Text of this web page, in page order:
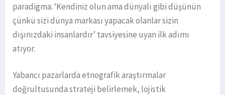
paradigma. ‘Kendiniz olun ama dünyalı gibi düşünün
çünkü sizi dünya markası yapacak olanlar sizin
dışınızdaki insanlardır’ tavsiyesine uyan ilk adımı
atıyor.
Yabancı pazarlarda etnografik araştırmalar
doğrultusunda strateji belirlemek, lojistik